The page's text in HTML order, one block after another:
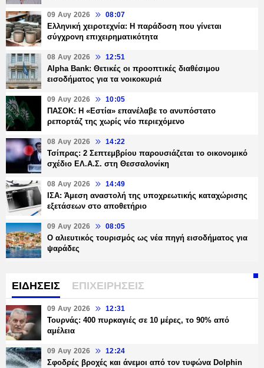
09 Αυγ 2026 08:07
Ελληνική χειροτεχνία: Η παράδοση που γίνεται
σύγχρονη επιχειρηματικότητα
08 Αυγ 2026 12:51
Alpha Bank: Θετικές οι προοπτικές διαθέσιμου
εισοδήματος για τα νοικοκυριά
09 Αυγ 2026 10:05
ΠΑΣΟΚ: Η «Εστία» επανέλαβε το ανυπόστατο
ρεπορτάζ της χωρίς νέο περιεχόμενο
08 Αυγ 2026 14:22
Τσίπρας: 2 Σεπτεμβρίου παρουσιάζεται το οικονομικό
σχέδιο ΕΛ.Α.Σ. στη Θεσσαλονίκη
08 Αυγ 2026 14:49
ΙΣΑ: Άμεση αναστολή της υποχρεωτικής καταχώρισης
εξετάσεων στο αποθετήριο
09 Αυγ 2026 08:05
Ο αλιευτικός τουρισμός ως νέα πηγή εισοδήματος για
ψαράδες
ΕΙΔΗΣΕΙΣ ΕΠΙΧΕΙΡΗΣΕΙΣ
09 Αυγ 2026 12:31
Τουρνάς: 400 πυρκαγιές σε 10 μέρες, το 90% από
αμέλεια
09 Αυγ 2026 12:24
Σφοδρές βροχές και άνεμοι από τον τυφώνα Dolphin